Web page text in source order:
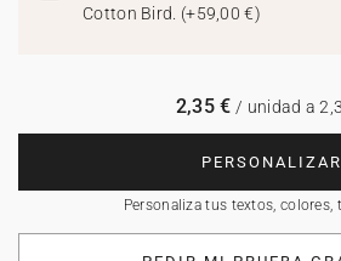
Cotton Bird. (+59,00 €)
PERSONALIZAR
Personaliza tus textos, colores,
2,35 € / unidad a